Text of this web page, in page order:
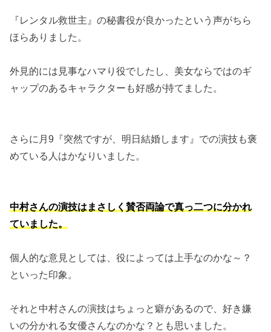
『レンタル救世主』の秘書役が良かったという声がちら
ほらありました。
外見的には見事なハマり役でしたし、美女ならではのギ
ャップのあるキャラクターも好感が持てました。
さらに月9『突然ですが、明日結婚します』での演技も褒
めている人はかなりいました。
中村さんの演技はまさしく賛否両論で真っ二つに分かれ
ていました。
個人的な意見としては、役によっては上手なのかな～？
といった印象。
それと中村さんの演技はちょっと癖があるので、好き嫌
いの分かれる女優さんなのかな？とも思いました。